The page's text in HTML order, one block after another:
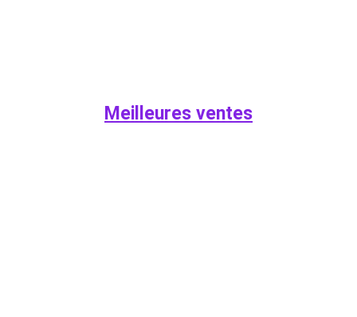
Meilleures ventes